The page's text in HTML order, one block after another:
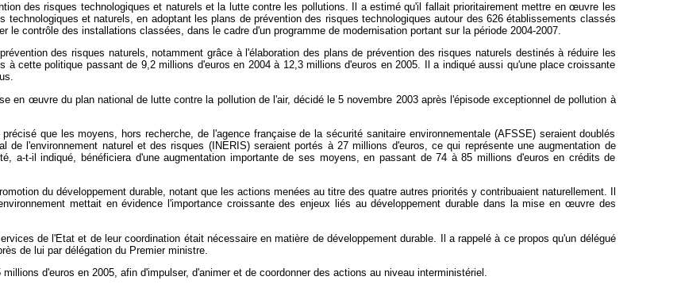
des risques technologiques et naturels et la lutte contre les pollutions. Il a estimé qu'il fallait prioritairement mettre enœuvre les
et naturels, en adoptant les plans de prévention des risques technologiques autour des 626 établissements classés
contrôle des installations classées, dans le cadre d'un programme de modernisation portant sur la période 2004-2007.
des risques naturels, notamment grâce à l'élaboration des plans de prévention des risques naturels destinés à réduire les
cette politique passant de 9,2 millions d'euros en 2004 à 12,3 millions d'euros en 2005. Il a indiqué aussi qu'une place croissante
en œuvre du plan national de lutte contre la pollution de l'air, décidé le 5 novembre 2003 après l'épisode exceptionnel de pollution à
que les moyens, hors recherche, de l'agence française de la sécurité sanitaire environnementale (AFSSE) seraient doublés
l'environnement naturel et des risques (INERIS) seraient portés à 27 millions d'euros, ce qui représente une augmentation de
a-t-il indiqué, bénéficiera d'une augmentation importante de ses moyens, en passant de 74 à 85 millions d'euros en crédits de
du développement durable, notant que les actions menées au titre des quatre autres priorités y contribuaient naturellement. Il
mettait en évidence l'importance croissante des enjeux liés au développement durable dans la mise en œuvre des
de l'Etat et de leur coordination était nécessaire en matière de développement durable. Il a rappelé à ce propos qu'un délégué
de lui par délégation du Premier ministre.
d'euros en 2005, afin d'impulser, d'animer et de coordonner des actions au niveau interministériel.